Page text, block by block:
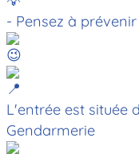
- Pensez à
L'entrée est située
Gendarmerie